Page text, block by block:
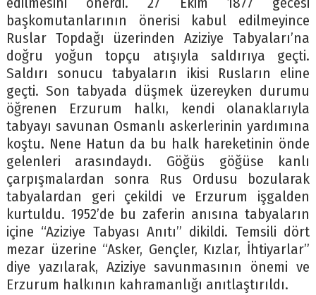
başkomutanlarının önerisi kabul edilmeyince
Ruslar Topdağı üzerinden Aziziye Tabyaları’na
doğru yoğun topçu atışıyla saldırıya geçti.
Saldırı sonucu tabyaların ikisi Rusların eline
geçti. Son tabyada düşmek üzereyken durumu
öğrenen Erzurum halkı, kendi olanaklarıyla
tabyayı savunan Osmanlı askerlerinin yardımına
koştu. Nene Hatun da bu halk hareketinin önde
gelenleri arasındaydı. Göğüs göğüse kanlı
çarpışmalardan sonra Rus Ordusu bozularak
tabyalardan geri çekildi ve Erzurum işgalden
kurtuldu. 1952’de bu zaferin anısına tabyaların
içine “Aziziye Tabyası Anıtı” dikildi. Temsili dört
mezar üzerine “Asker, Gençler, Kızlar, İhtiyarlar”
diye yazılarak, Aziziye savunmasının önemi ve
Erzurum halkının kahramanlığı anıtlaştırıldı.